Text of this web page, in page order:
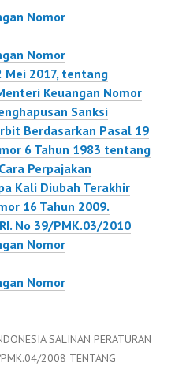
Nomor
Nomor
2017, tentang
Keuangan Nomor
Sanksi
Berdasarkan Pasal 19
6 Tahun 1983 tentang
Perpajakan
Kali Diubah Terakhir
16 Tahun 2009.
No 39/PMK.03/2010
Nomor
Nomor
SALINAN PERATURAN
2008 TENTANG